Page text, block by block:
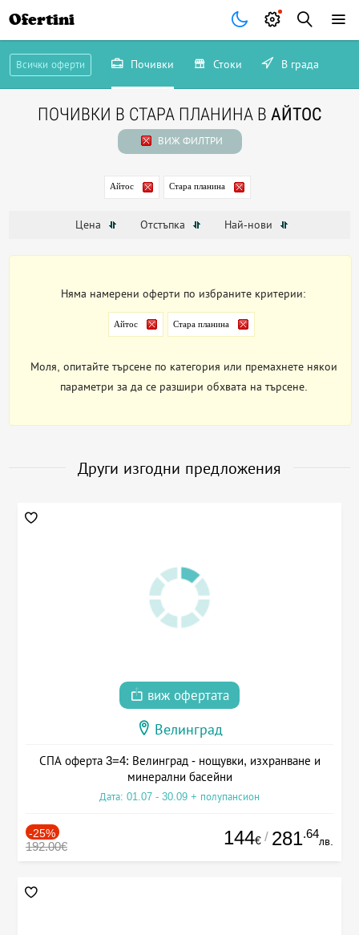
Ofertini
Всички оферти Почивки Стоки В града
ПОЧИВКИ В СТАРА ПЛАНИНА В АЙТОС
ВИЖ ФИЛТРИ
Айтос Стара планина
Цена Отстъпка Най-нови
Няма намерени оферти по избраните критерии:
Айтос Стара планина
Моля, опитайте търсене по категория или премахнете някои
параметри за да се разшири обхвата на търсене.
Други изгодни предложения
виж офертата
Велинград
СПА оферта 3=4: Велинград - нощувки, изхранване и
минерални басейни
Дата: 01.07 - 30.09 + полупансион
-25%
192.00€ 144€ / 281.64
лв.